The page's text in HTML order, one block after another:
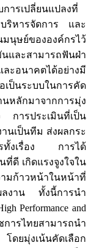
ารเปลี่ยนแปลงที่
ริหารจัดการ และ
มนุษย์ขององค์กรไว้
และสามารถฟันฝ่า
ะอนาคตได้อย่างมี
เป็นระบบในการคัด
หลักมาจากการมุ่ง
การประเมินที่เป็น
นเป็นทีม ส่งผลกระ
รทั้งเรื่อง การได้
ดี เกิดแรงจูงใจใน
มก้าวหน้าในหน้าที่
ลงาน ทั้งนี้การนำ
Performance and
การไทยสามารถนำ
ยมุ่งเน้นคัดเลือก